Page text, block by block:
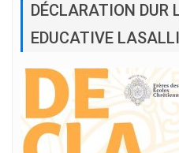
DÉCLARATION DUR
EDUCATIVE